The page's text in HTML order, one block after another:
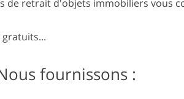
de retrait d'objets immobiliers vous
gratuits...
fournissons :